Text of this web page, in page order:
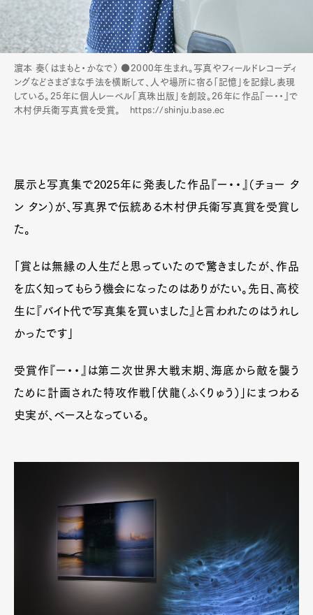
濵本 奏（はまもと・かなで） ●2000年生まれ。写真やフィールドレコーディ
ングなどさまざまな手法を横断して、人や場所に宿る「記憶」を記録し表現
している。25年に個人レーベル「真珠出版」を創設。26年に作品『ー・・』で
木村伊兵衛写真賞を受賞。 https://shinju.base.ec
展示と写真集で2025年に発表した作品『ー・・』（チョー タ
ン タン）が、写真界で伝統ある木村伊兵衛写真賞を受賞し
た。
「賞とは無縁の人生だと思っていたので驚きましたが、作品
を広く知ってもらう機会になったのはありがたい。先日、高校
生に『バイト代で写真集を買いました』と言われたのはうれし
かったです」
受賞作『ー・・』は第二次世界大戦末期、海底から敵を襲う
ために計画された特攻作戦「伏龍（ふくりゅう）」にまつわる
史実が、ベースとなっている。